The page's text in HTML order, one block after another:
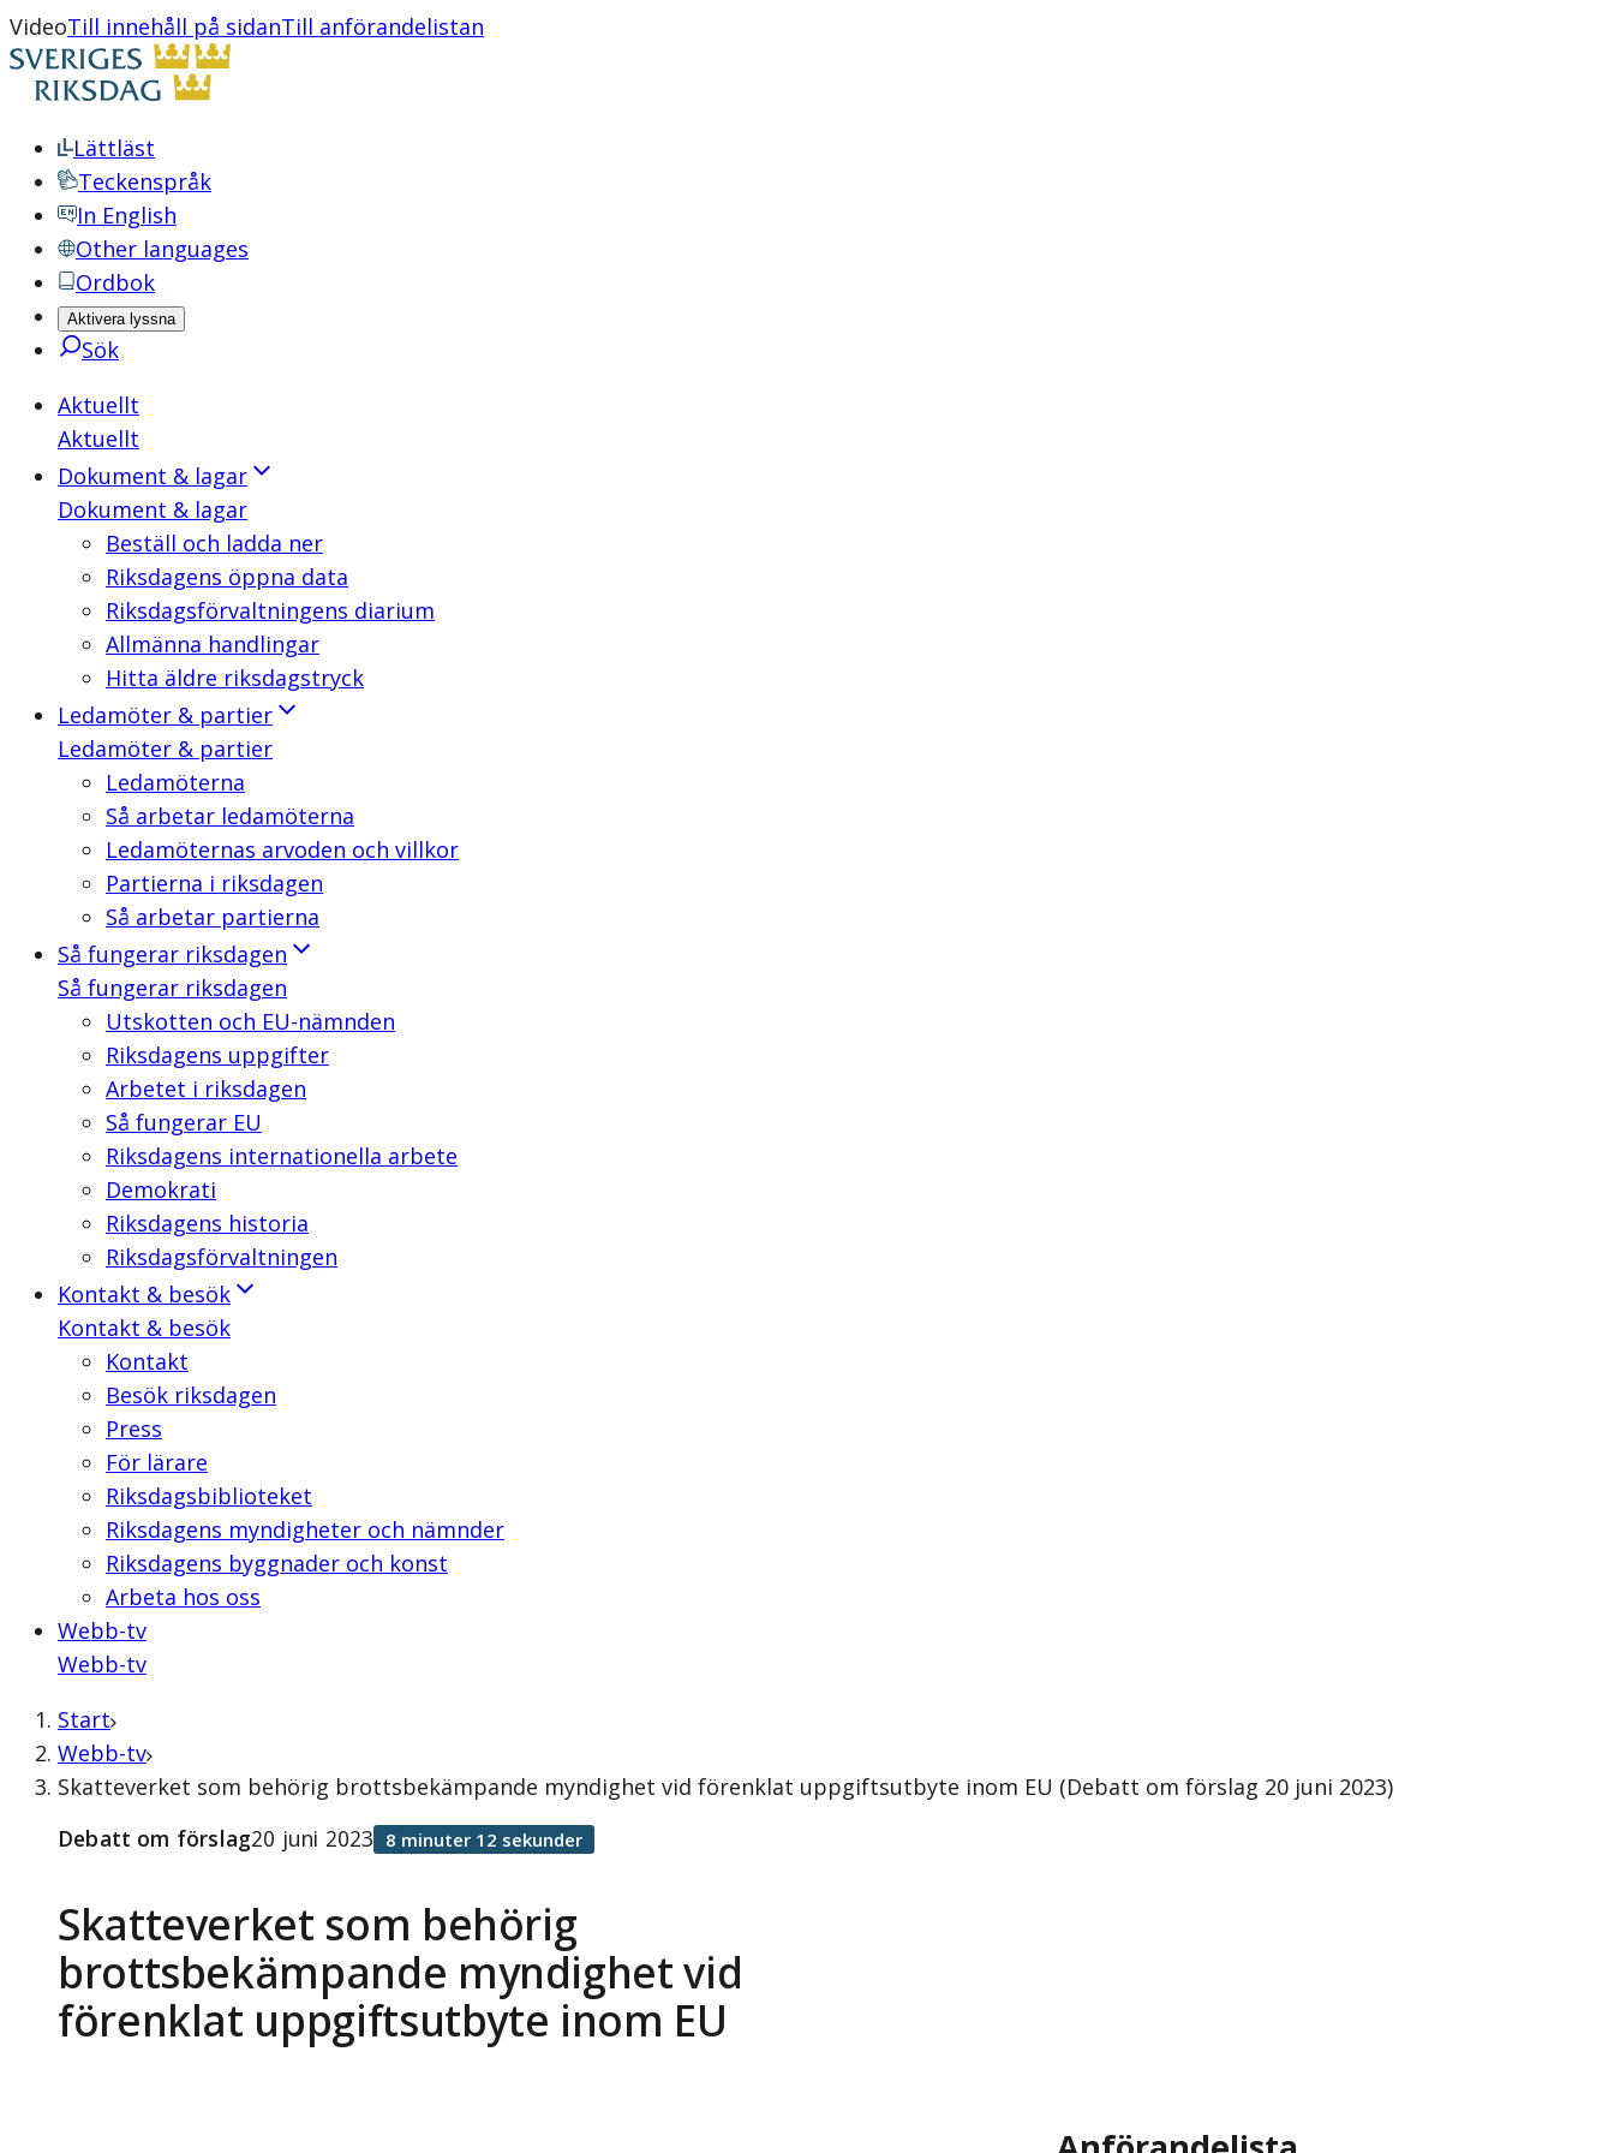
VideoTill innehåll på sidanTill anförandelistan
Lättläst
Teckenspråk
In English
Other languages
Ordbok
Aktivera lyssna
Sök
Aktuellt
Aktuellt
Dokument & lagar
Dokument & lagar
Beställ och ladda ner
Riksdagens öppna data
Riksdagsförvaltningens diarium
Allmänna handlingar
Hitta äldre riksdagstryck
Ledamöter & partier
Ledamöter & partier
Ledamöterna
Så arbetar ledamöterna
Ledamöternas arvoden och villkor
Partierna i riksdagen
Så arbetar partierna
Så fungerar riksdagen
Så fungerar riksdagen
Utskotten och EU-nämnden
Riksdagens uppgifter
Arbetet i riksdagen
Så fungerar EU
Riksdagens internationella arbete
Demokrati
Riksdagens historia
Riksdagsförvaltningen
Kontakt & besök
Kontakt & besök
Kontakt
Besök riksdagen
Press
För lärare
Riksdagsbiblioteket
Riksdagens myndigheter och nämnder
Riksdagens byggnader och konst
Arbeta hos oss
Webb-tv
Webb-tv
Start
Webb-tv
Skatteverket som behörig brottsbekämpande myndighet vid förenklat uppgiftsutbyte inom EU (Debatt om förslag 20 juni 2023)
Skatteverket som behörig
brottsbekämpande myndighet vid
förenklat uppgiftsutbyte inom EU
Debatt om förslag20 juni 2023 8 minuter 12 sekunder